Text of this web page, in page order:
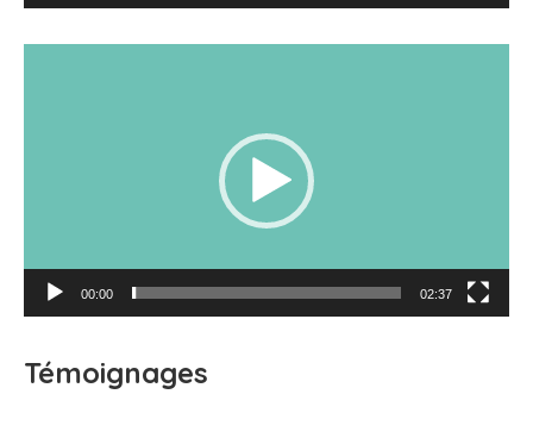
Lecteur vidéo
00:00 02:37
Témoignages